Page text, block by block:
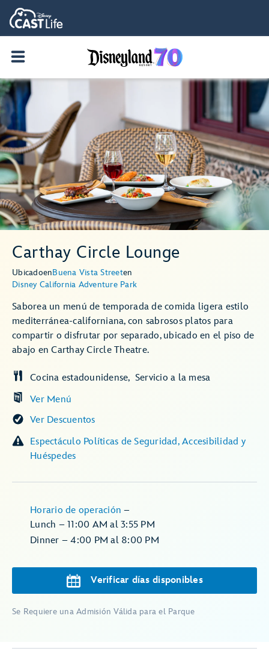
Carthay Circle Lounge
UbicadoenBuena Vista Streeten
Disney California Adventure Park
Saborea un menú de temporada de comida ligera estilo
mediterránea-californiana, con sabrosos platos para
compartir o disfrutar por separado, ubicado en el piso de
abajo en Carthay Circle Theatre.
Ver Menú
Cocina estadounidense Servicio a la mesa
Ver Descuentos
Espectáculo Políticas de Seguridad, Accesibilidad y
Huéspedes
Horario de operación–
Lunch – 11:00 AM al 3:55 PM
Dinner – 4:00 PM al 8:00 PM
Verificar días disponibles
Se Requiere una Admisión Válida para el Parque